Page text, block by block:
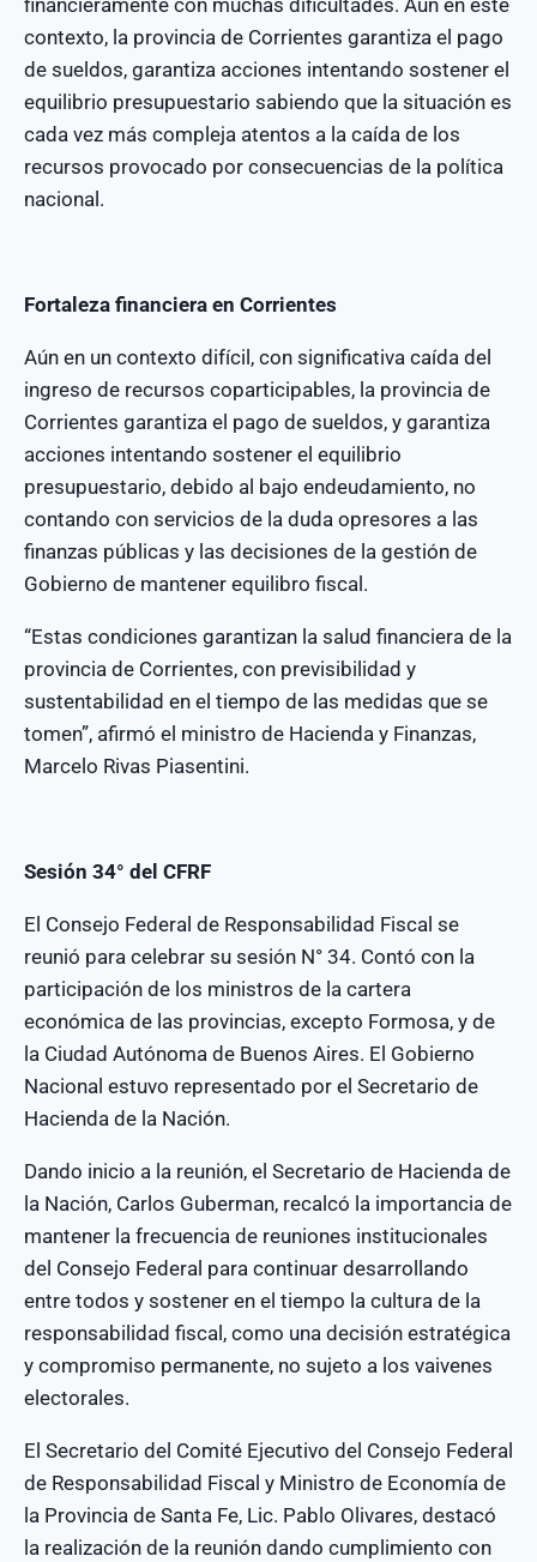
contexto, la provincia de Corrientes garantiza el pago
de sueldos, garantiza acciones intentando sostener el
equilibrio presupuestario sabiendo que la situación es
cada vez más compleja atentos a la caída de los
recursos provocado por consecuencias de la política
nacional.
Fortaleza financiera en Corrientes
Aún en un contexto difícil, con significativa caída del
ingreso de recursos coparticipables, la provincia de
Corrientes garantiza el pago de sueldos, y garantiza
acciones intentando sostener el equilibrio
presupuestario, debido al bajo endeudamiento, no
contando con servicios de la duda opresores a las
finanzas públicas y las decisiones de la gestión de
Gobierno de mantener equilibro fiscal.
“Estas condiciones garantizan la salud financiera de la
provincia de Corrientes, con previsibilidad y
sustentabilidad en el tiempo de las medidas que se
tomen”, afirmó el ministro de Hacienda y Finanzas,
Marcelo Rivas Piasentini.
Sesión 34° del CFRF
El Consejo Federal de Responsabilidad Fiscal se
reunió para celebrar su sesión N° 34. Contó con la
participación de los ministros de la cartera
económica de las provincias, excepto Formosa, y de
la Ciudad Autónoma de Buenos Aires. El Gobierno
Nacional estuvo representado por el Secretario de
Hacienda de la Nación.
Dando inicio a la reunión, el Secretario de Hacienda de
la Nación, Carlos Guberman, recalcó la importancia de
mantener la frecuencia de reuniones institucionales
del Consejo Federal para continuar desarrollando
entre todos y sostener en el tiempo la cultura de la
responsabilidad fiscal, como una decisión estratégica
y compromiso permanente, no sujeto a los vaivenes
electorales.
El Secretario del Comité Ejecutivo del Consejo Federal
de Responsabilidad Fiscal y Ministro de Economía de
la Provincia de Santa Fe, Lic. Pablo Olivares, destacó
la realización de la reunión dando cumplimiento con